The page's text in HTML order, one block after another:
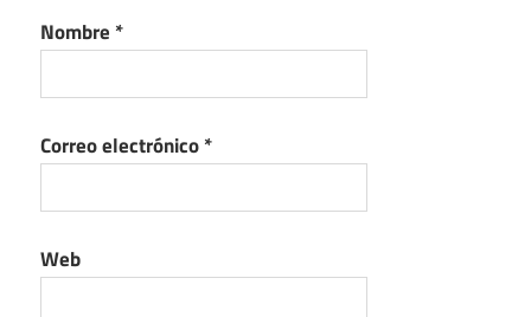
Nombre *
Correo electrónico*
Web